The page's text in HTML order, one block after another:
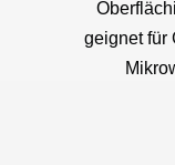
geignet für